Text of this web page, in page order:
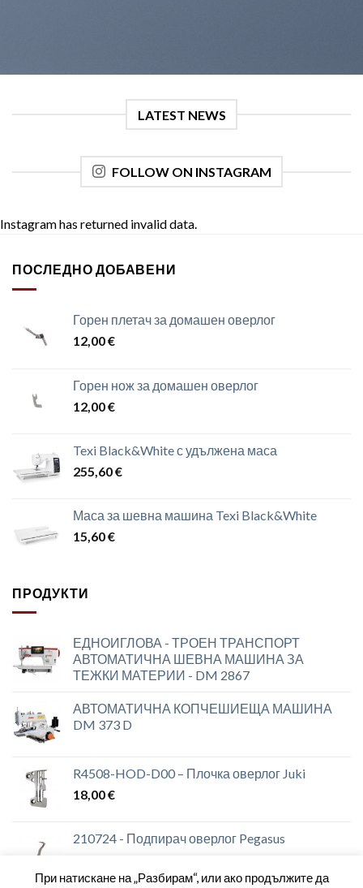
LATEST NEWS
FOLLOW ON INSTAGRAM
Instagram has returned invalid data.
ПОСЛЕДНО ДОБАВЕНИ
Горен плетач за домашен оверлог
12,00€
Горен нож за домашен оверлог
12,00€
Texi Black&White с удължена маса
255,60€
Маса за шевна машина Texi Black&White
15,60€
ПРОДУКТИ
ЕДНОИГЛОВА - ТРОЕН ТРАНСПОРТ
АВТОМАТИЧНА ШЕВНА МАШИНА ЗА
ТЕЖКИ МАТЕРИИ - DM 2867
АВТОМАТИЧНА КОПЧЕШИЕЩА МАШИНА
DM 373 D
R4508-HOD-D00 – Плочка оверлог Juki
18,00€
210724 - Подпирач оверлог Pegasus
При натискане на „Разбирам“, или ако продължите да